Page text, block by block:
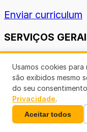
Enviar curriculum
SERVIÇOS
Quantidade de
PCD¹: 0
Sexo: Feminino
Usamos cookies para
são exibidos mesmo
do seu
Privacidade.
Aceitar todos